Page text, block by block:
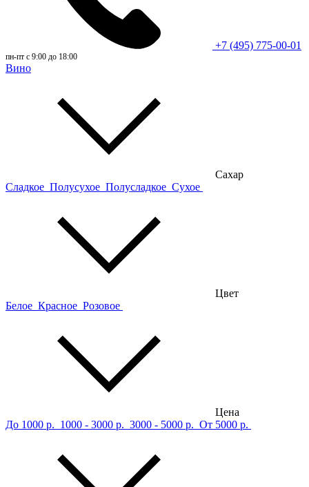
+7 (495) 775-00-01
пн-пт с 9:00 до 18:00
Вино
Сахар
Сладкое Полусухое Полусладкое Сухое
Цвет
Белое Красное Розовое
Цена
До 1000 р. 1000 - 3000 р. 3000 - 5000 р. От 5000 р.